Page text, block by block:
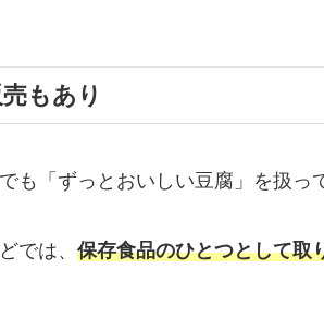
もあり
も「ずっとおいしい豆腐」を扱っ
では、 保存食品のひとつとして取